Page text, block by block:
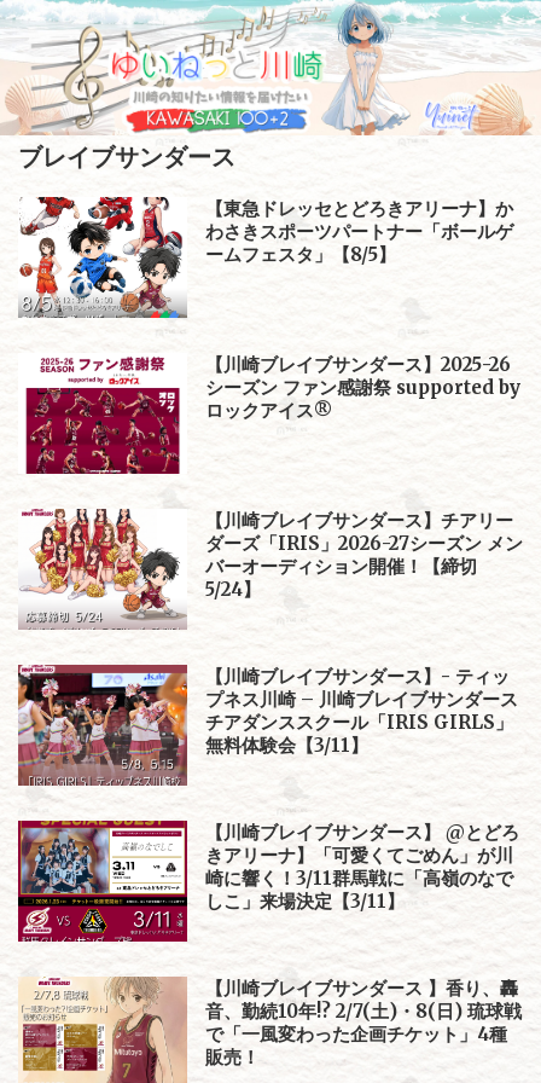
Skip
content
ブレイブサンダース
【東急ドレッセとどろきアリーナ】か
わさきスポーツパートナー「ボールゲ
ームフェスタ」【8/5】
【川崎ブレイブサンダース】2025-26
シーズン ファン感謝祭 supported by
ロックアイス®
【川崎ブレイブサンダース】チアリー
ダーズ「IRIS」2026-27シーズン メン
バーオーディション開催！【締切
5/24】
【川崎ブレイブサンダース】- ティッ
プネス川崎 – 川崎ブレイブサンダース
チアダンススクール「IRIS GIRLS」
無料体験会【3/11】
【川崎ブレイブサンダース】 @とどろ
きアリーナ】「可愛くてごめん」が川
崎に響く！3/11群馬戦に「高嶺のなで
しこ」来場決定【3/11】
【川崎ブレイブサンダース 】香り、轟
音、勤続10年!? 2/7(土)・8(日) 琉球戦
で「一風変わった企画チケット」4種
販売！